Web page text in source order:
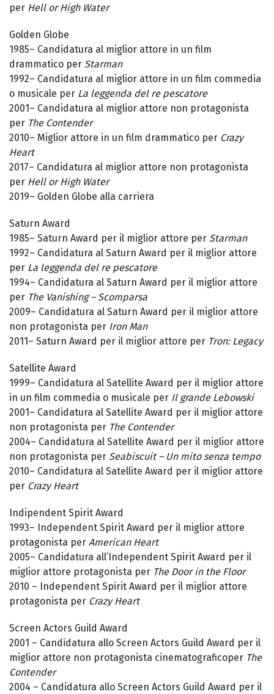
per Hell or High Water
Golden Globe
1985– Candidatura al miglior attore in un film
drammatico per Starman
1992– Candidatura al miglior attore in un film commedia
o musicale per La leggenda del re pescatore
2001– Candidatura al miglior attore non protagonista
per The Contender
2010– Miglior attore in un film drammatico per Crazy
Heart
2017– Candidatura al miglior attore non protagonista
per Hell or High Water
2019– Golden Globe alla carriera
Saturn Award
1985– Saturn Award per il miglior attore per Starman
1992– Candidatura al Saturn Award per il miglior attore
per La leggenda del re pescatore
1994– Candidatura al Saturn Award per il miglior attore
per The Vanishing – Scomparsa
2009– Candidatura al Saturn Award per il miglior attore
non protagonista per Iron Man
2011– Saturn Award per il miglior attore per Tron: Legacy
Satellite Award
1999– Candidatura al Satellite Award per il miglior attore
in un film commedia o musicale per Il grande Lebowski
2001– Candidatura al Satellite Award per il miglior attore
non protagonista per The Contender
2004– Candidatura al Satellite Award per il miglior attore
non protagonista per Seabiscuit – Un mito senza tempo
2010– Candidatura al Satellite Award per il miglior attore
per Crazy Heart
Indipendent Spirit Award
1993– Independent Spirit Award per il miglior attore
protagonista per American Heart
2005– Candidatura all’Independent Spirit Award per il
miglior attore protagonista per The Door in the Floor
2010 – Independent Spirit Award per il miglior attore
protagonista per Crazy Heart
Screen Actors Guild Award
2001 – Candidatura allo Screen Actors Guild Award per il
miglior attore non protagonista cinematograficoper The
Contender
2004 – Candidatura allo Screen Actors Guild Award per il